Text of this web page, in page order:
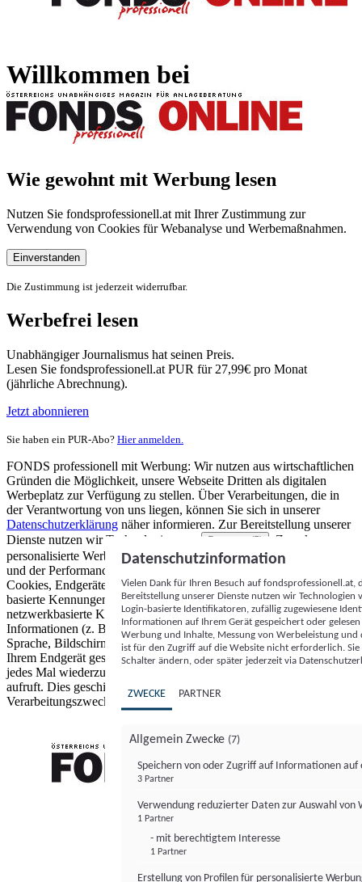
Willkommen bei
Wie gewohnt mit Werbung lesen
Nutzen Sie fondsprofessionell.at mit Ihrer Zustimmung zur
Verwendung von Cookies für Webanalyse und Werbemaßnahmen.
Einverstanden
Die Zustimmung ist jederzeit widerrufbar.
Werbefrei lesen
Unabhängiger Journalismus hat seinen Preis.
Lesen Sie fondsprofessionell.at PUR für 27,99€ pro Monat
(jährliche Abrechnung).
Jetzt abonnieren
Sie haben ein PUR-Abo? Hier anmelden.
FONDS professionell mit Werbung: Wir nutzen aus wirtschaftlichen
Gründen die Möglichkeit, unsere Webseite Dritten als digitalen
Werbeplatz zur Verfügung zu stellen. Über Verarbeitungen, die in
der Verantwortung von uns liegen, können Sie sich in unserer
Datenschutzerklärung näher informieren. Zur Bereitstellung unserer
Dienste nutzen wir Technologien von
Partnern (5)
. Zwecke:
personalisierte Werbung und Inhalte, Messung von Werbeleistung
und der Performance von Inhalten sowie Zielgruppenforschung.
Cookies, Endgeräte- oder ähnliche Online-Kennungen (z. B. login-
basierte Kennungen, zufällig generierte Kennungen,
netzwerkbasierte Kennungen) können zusammen mit anderen
Informationen (z. B. Browsertyp und Browserinformationen,
Sprache, Bildschirmgröße, unterstützte Technologien usw.) auf
Ihrem Endgerät gespeichert oder von dort ausgelesen werden, um es
jedes Mal wiederzuerkennen, wenn es eine App oder einer Webseite
aufruft. Dies geschieht für einen oder mehrere der hier aufgeführten
Verarbeitungszwecke.
Datenschutzinformation
Vielen Dank für Ihren Besuch auf
Bereitstellung unserer Dienste nutzen wir Technologien
Login-basierte Identifikatoren, zufällig zugewiesene
Informationen auf Ihrem Gerät gespeichert oder
Werbung und Inhalte, Messung von Werbeleistung
ist für den Zugriff auf die Website nicht erforderlich.
Schalter ändern, oder später jederzeit via
ZWECKE PARTNER
Allgemein Zwecke (7)
Speichern von oder Zugriff auf Informationen auf
3 Partner
Verwendung reduzierter Daten zur Auswahl von
1 Partner
- mit berechtigtem Interesse
1 Partner
Erstellung von Profilen für personalisierte
FONDS professionell